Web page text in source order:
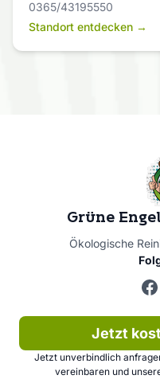
0365/43195550
Standort entdecken →
Grüne
Ökologische
Jetzt
Jetzt unverbindlich
vereinbaren und